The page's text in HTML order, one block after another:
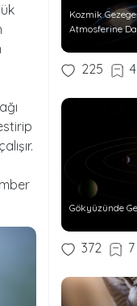
Kozmik
Atmosferine
225 4
Gökyüzünde
372 7